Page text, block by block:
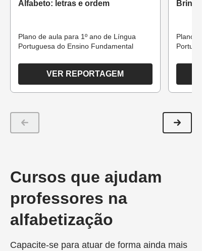
Alfabeto: letras e ordem
Plano de aula para 1º ano de Língua
Portuguesa do Ensino Fundamental
VER REPORTAGEM
Plano
Cursos que ajudam
professores na
alfabetização
Capacite-se para atuar de forma ainda mais